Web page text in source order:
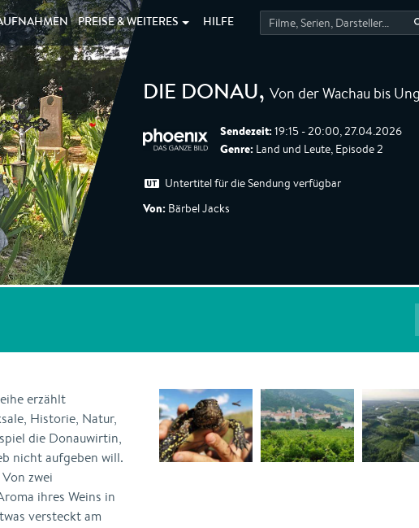
PREISE &WEITERES HILFE
DIE DONAU, Von der Wachau bis
Sendezeit: 19:15 - 20:00, 27.04.2026
Genre: Land und Leute, Episode 2
Untertitel für die Sendung verfügbar
Von: Bärbel Jacks
erzählt
Historie, Natur,
die Donauwirtin,
nicht aufgeben will.
zwei
ihres Weins in
versteckt am